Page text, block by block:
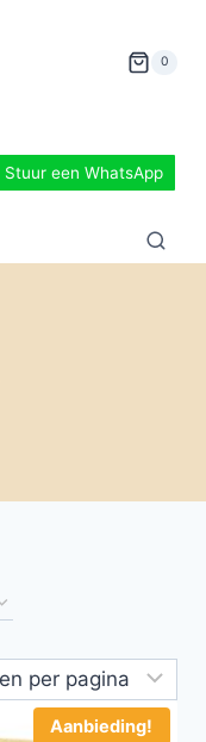
0
Stuur een WhatsApp
Aanbieding!